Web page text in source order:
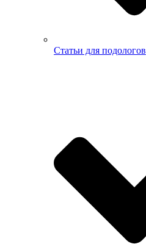
Статьи для подологов